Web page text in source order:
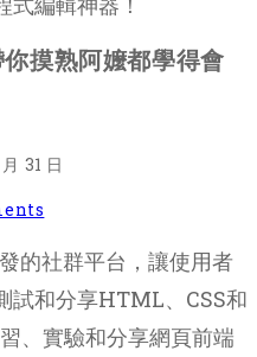
摸熟阿嬤都學得會
31 日
的社群平台，讓使用者
試和分享HTML、CSS和
、實驗和分享網頁前端